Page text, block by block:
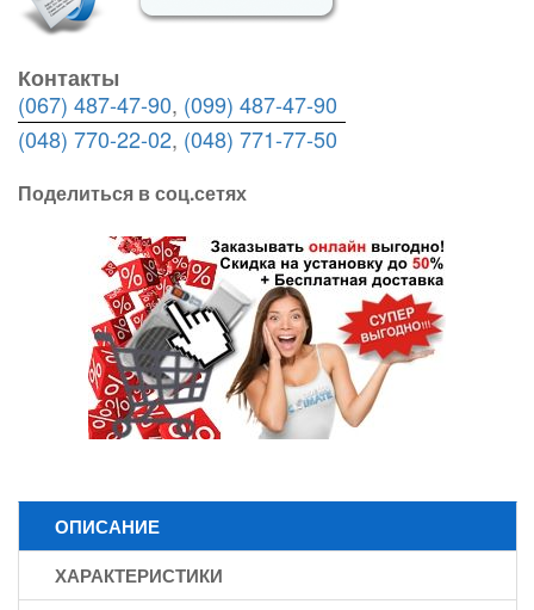
Контакты
(067) 487-47-90, (099) 487-47-90
(048) 770-22-02, (048) 771-77-50
Поделиться в соц.сетях
ОПИСАНИЕ
ХАРАКТЕРИСТИКИ